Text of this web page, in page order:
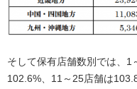
そして保有店舗数別では、
102.6%、11～25店舗は